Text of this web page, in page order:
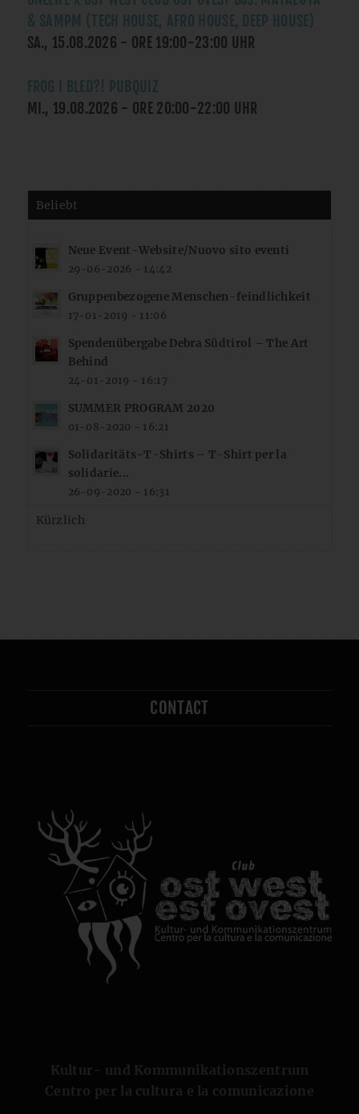
& SAMPM (TECH HOUSE, AFRO HOUSE, DEEP HOUSE)
SA., 15.08.2026 - ORE 19:00-23:00 UHR
FROG I BLED?! PUBQUIZ
MI., 19.08.2026 - ORE 20:00-22:00 UHR
Beliebt
Neue Event-Website/Nuovo sito eventi
29-06-2026 - 14:42
Gruppenbezogene Menschen-feindlichkeit
17-01-2019 - 11:06
Spendenübergabe Debra Südtirol – The Art
Behind
24-01-2019 - 16:17
SUMMER PROGRAM 2020
01-08-2020 - 16:21
Solidaritäts-T-Shirts – T-Shirt per la
solidarie...
26-09-2020 - 16:31
Kürzlich
CONTACT
Kultur- und Kommunikationszentrum
Centro per la cultura e la comunicazione